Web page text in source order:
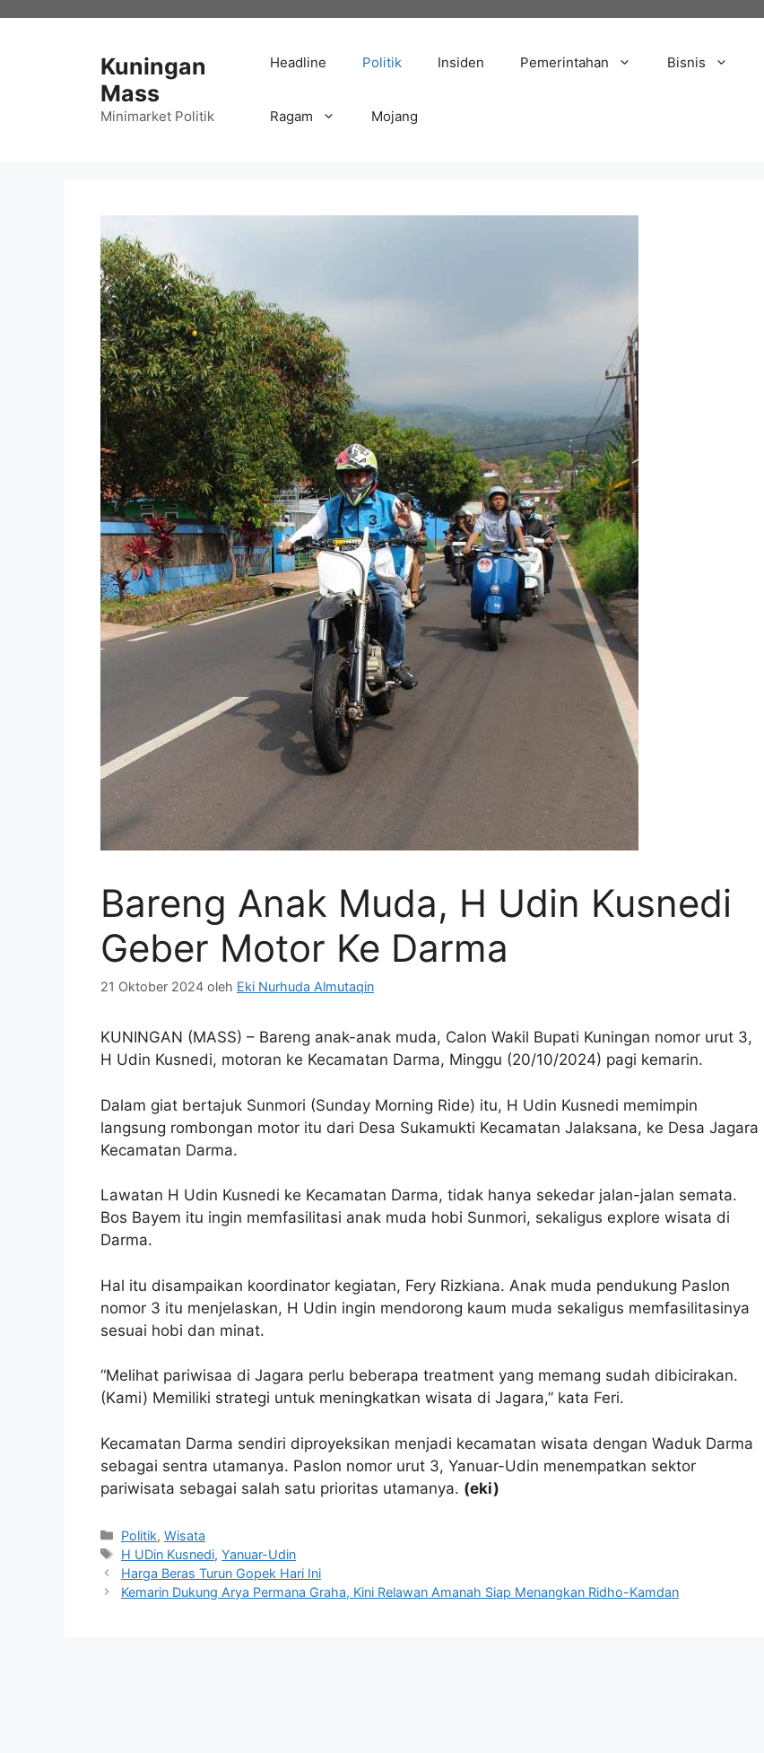
Kuningan
Mass
Minimarket Politik
Headline Politik Insiden Pemerintahan Bisnis
Ragam Mojang
Bareng Anak Muda, H Udin Kusnedi
Geber Motor Ke Darma
21 Oktober 2024 oleh Eki Nurhuda Almutaqin
KUNINGAN (MASS) – Bareng anak-anak muda, Calon Wakil Bupati Kuningan nomor urut 3,
H Udin Kusnedi, motoran ke Kecamatan Darma, Minggu (20/10/2024) pagi kemarin.
Dalam giat bertajuk Sunmori (Sunday Morning Ride) itu, H Udin Kusnedi memimpin
langsung rombongan motor itu dari Desa Sukamukti Kecamatan Jalaksana, ke Desa Jagara
Kecamatan Darma.
Lawatan H Udin Kusnedi ke Kecamatan Darma, tidak hanya sekedar jalan-jalan semata.
Bos Bayem itu ingin memfasilitasi anak muda hobi Sunmori, sekaligus explore wisata di
Darma.
Hal itu disampaikan koordinator kegiatan, Fery Rizkiana. Anak muda pendukung Paslon
nomor 3 itu menjelaskan, H Udin ingin mendorong kaum muda sekaligus memfasilitasinya
sesuai hobi dan minat.
“Melihat pariwisaa di Jagara perlu beberapa treatment yang memang sudah dibicirakan.
(Kami) Memiliki strategi untuk meningkatkan wisata di Jagara,” kata Feri.
Kecamatan Darma sendiri diproyeksikan menjadi kecamatan wisata dengan Waduk Darma
sebagai sentra utamanya. Paslon nomor urut 3, Yanuar-Udin menempatkan sektor
pariwisata sebagai salah satu prioritas utamanya. (eki)
Kategori
Politik,Wisata
Tag
H UDin Kusnedi,Yanuar-Udin
Harga Beras Turun Gopek Hari Ini
Kemarin Dukung Arya Permana Graha, Kini Relawan Amanah Siap Menangkan Ridho-Kamdan